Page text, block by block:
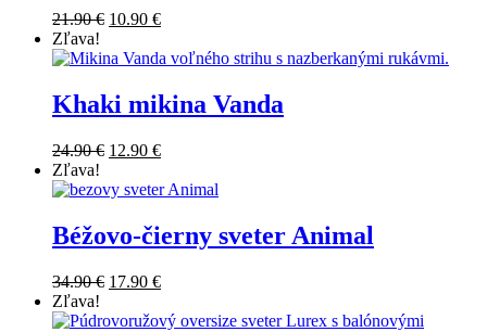
21.90€ Original
was:
10.90 €Current
is:
Zľava!
Khaki mikina Vanda
24.90€ Original
was:
12.90 €Current
is:
Zľava!
Béžovo-čierny sveter Animal
34.90€ Original
was:
17.90 €Current
is:
Zľava!